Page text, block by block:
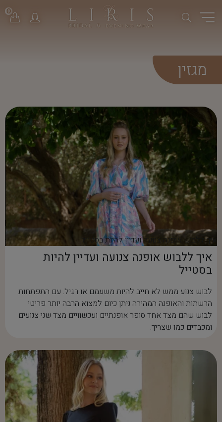
0
מגזין
איך ללבוש אופנה צנועה ועדיין להיות בסטייל
איך ללבוש אופנה צנועה ועדיין להיות
בסטייל
לבוש צנוע ממש לא חייב להיות משעמם או רגיל. עם התפתחות
הרשתות והאופנה המהירה ניתן כיום למצוא הרבה יותר פריטי
לבוש שהם מצד אחד סופר אופנתיים ועכשוויים מצד שני צנועים
ומכבדים כמו שצריך.